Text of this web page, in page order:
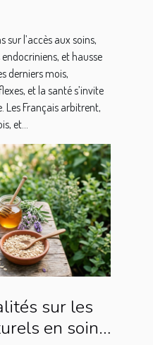
l’accès aux soins,
et hausse
derniers mois,
et la santé s’invite
Les Français arbitrent,
et...
sur les
en soins